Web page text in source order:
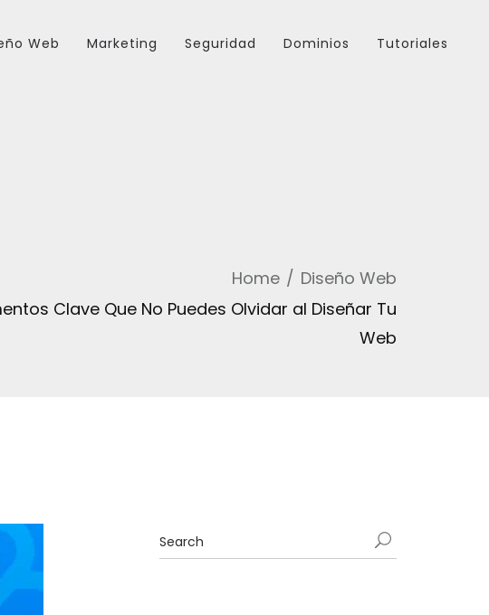
Web Marketing Seguridad Dominios Tutoriales
Home
Diseño Web
Clave Que No Puedes Olvidar al Diseñar Tu
Web